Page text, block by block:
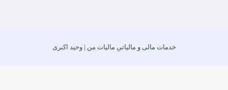
خدمات مالی و مالیاتیِ مالیات من | وحید اکبری